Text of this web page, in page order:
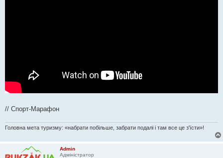
// Спорт-Марафон
Головна мета туризму: «набрати побільше, забрати подалі і там все це з'їсти»!
Admin
Адміністратор